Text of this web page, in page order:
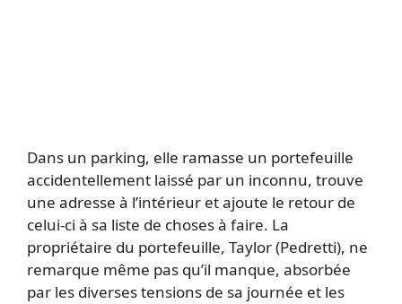
Dans un parking, elle ramasse un portefeuille
accidentellement laissé par un inconnu, trouve
une adresse à l’intérieur et ajoute le retour de
celui-ci à sa liste de choses à faire. La
propriétaire du portefeuille, Taylor (Pedretti), ne
remarque même pas qu’il manque, absorbée
par les diverses tensions de sa journée et les